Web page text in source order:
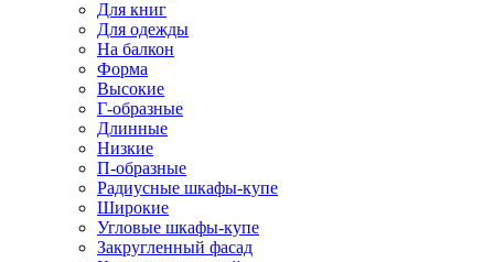
Для книг
Для одежды
На балкон
Форма
Высокие
Г-образные
Длинные
Низкие
П-образные
Радиусные шкафы-купе
Широкие
Угловые шкафы-купе
Закругленный фасад